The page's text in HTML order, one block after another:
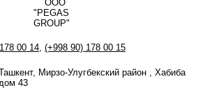
00 14 (+998 90) 178 00 15
Мирзо-Улугбекский район , Хабиба
43